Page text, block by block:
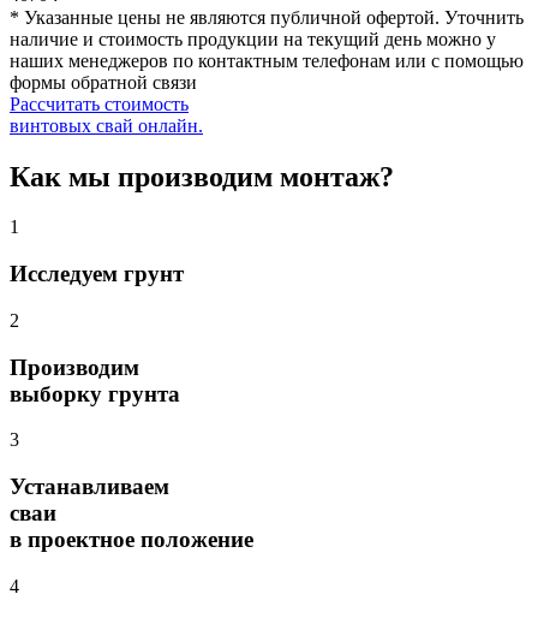
* Указанные цены не являются публичной офертой. Уточнить
наличие и стоимость продукции на текущий день можно у
наших менеджеров по контактным телефонам или с помощью
формы обратной связи
Рассчитать стоимость
винтовых свай онлайн.
Как мы производим монтаж?
1
Исследуем грунт
2
Производим
выборку грунта
3
Устанавливаем
сваи
в проектное положение
4